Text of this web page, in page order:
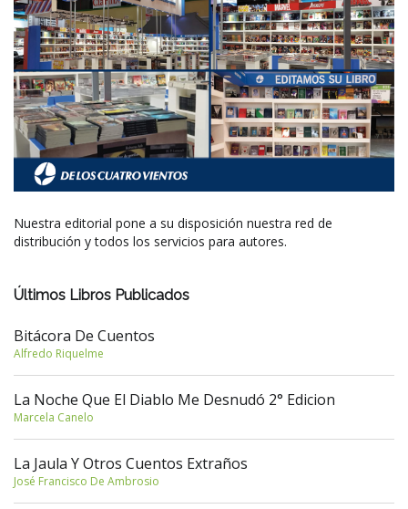
Nuestra editorial pone a su disposición nuestra red de
distribución y todos los servicios para autores.
Últimos Libros Publicados
Bitácora De Cuentos
Alfredo Riquelme
La Noche Que El Diablo Me Desnudó 2° Edicion
Marcela Canelo
La Jaula Y Otros Cuentos Extraños
José Francisco De Ambrosio